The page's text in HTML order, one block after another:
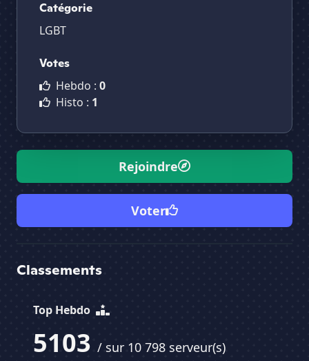
Catégorie
LGBT
Votes
Hebdo : 0
Histo : 1
Rejoindre
Voter
Classements
Top Hebdo
5103 / sur 10 798 serveur(s)